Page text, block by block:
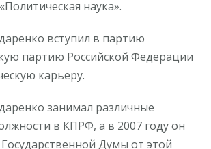
наука».
вступил в партию
партию Российской Федерации
карьеру.
занимал различные
в КПРФ, а в 2007 году он
Думы от этой